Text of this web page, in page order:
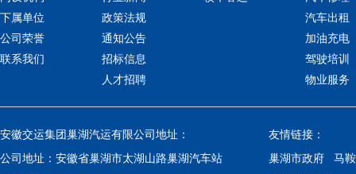
下属单位
公司荣誉
联系我们
政策法规
通知公告
招标信息
人才招聘
汽车出租
加油充电
驾驶培训
物业服务
安徽交运集团巢湖汽运有限公司地址：
公司地址： 安徽省巢湖市太湖山路巢湖汽车站
友情链接：
巢湖市政府
马